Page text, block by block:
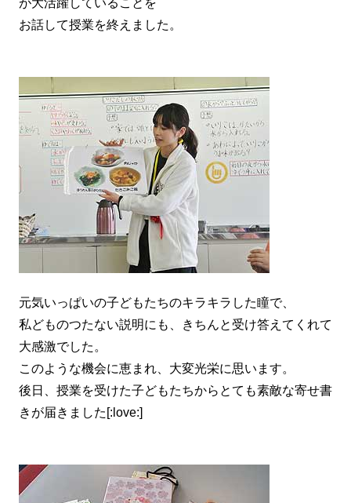
が大活躍していることを
お話して授業を終えました。
元気いっぱいの子どもたちのキラキラした瞳で、
私どものつたない説明にも、きちんと受け答えてくれて
大感激でした。
このような機会に恵まれ、大変光栄に思います。
後日、授業を受けた子どもたちからとても素敵な寄せ書
きが届きました[:love:]